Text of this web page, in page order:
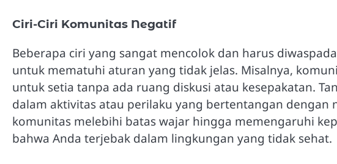
Ciri-Ciri Komunitas Negatif
Beberapa ciri yang sangat mencolok dan harus
untuk mematuhi aturan yang tidak jelas. Misalnya,
untuk setia tanpa ada ruang diskusi atau kesepakatan.
dalam aktivitas atau perilaku yang bertentangan dengan
komunitas melebihi batas wajar hingga memengaruhi
bahwa Anda terjebak dalam lingkungan yang tidak sehat.